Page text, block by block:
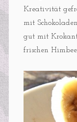
Kreativität
mit
gut mit
frischen